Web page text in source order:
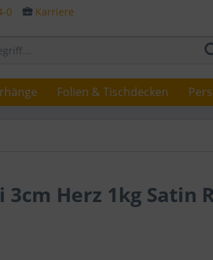
0 Karriere
Folien & Tischdecken
Herz 1kg Satin